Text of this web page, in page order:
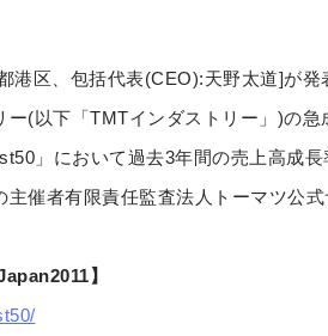
港区、包括代表(CEO):天野太道]が
ー(以下「TMTインダストリー」)の
」において過去3年間の売上高成
催者有限責任監査法人トーマツ公式
】